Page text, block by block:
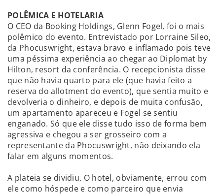
POLÊMICA E HOTELARIA
O CEO da Booking Holdings, Glenn Fogel, foi o mais
polêmico do evento. Entrevistado por Lorraine Sileo,
da Phocuswright, estava bravo e inflamado pois teve
uma péssima experiência ao chegar ao Diplomat by
Hilton, resort da conferência. O recepcionista disse
que não havia quarto para ele (que havia feito a
reserva do allotment do evento), que sentia muito e
devolveria o dinheiro, e depois de muita confusão,
um apartamento apareceu e Fogel se sentiu
enganado. Só que ele disse tudo isso de forma bem
agressiva e chegou a ser grosseiro com a
representante da Phocuswright, não deixando ela
falar em alguns momentos.
A plateia se dividiu. O hotel, obviamente, errou com
ele como hóspede e como parceiro que envia